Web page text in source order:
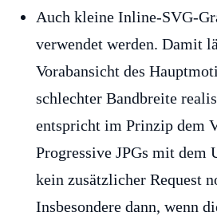
Auch kleine Inline-SVG-
verwendet werden. Damit
Vorabansicht des
schlechter Bandbreite
entspricht im Prinzip dem
Progressive JPGs mit dem
kein zusätzlicher Request
Insbesondere dann, wenn